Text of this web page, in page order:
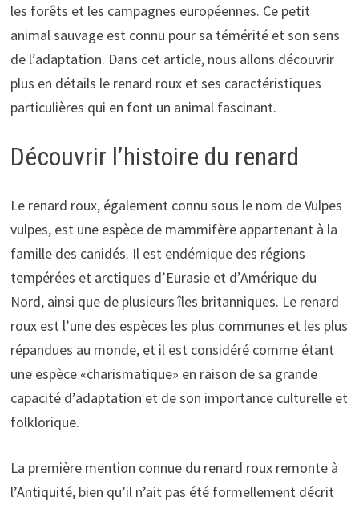
les forêts et les campagnes européennes. Ce petit
animal sauvage est connu pour sa témérité et son sens
de l’adaptation. Dans cet article, nous allons découvrir
plus en détails le renard roux et ses caractéristiques
particulières qui en font un animal fascinant.
Découvrir l’histoire du renard
Le renard roux, également connu sous le nom de Vulpes
vulpes, est une espèce de mammifère appartenant à la
famille des canidés. Il est endémique des régions
tempérées et arctiques d’Eurasie et d’Amérique du
Nord, ainsi que de plusieurs îles britanniques. Le renard
roux est l’une des espèces les plus communes et les plus
répandues au monde, et il est considéré comme étant
une espèce «charismatique» en raison de sa grande
capacité d’adaptation et de son importance culturelle et
folklorique.
La première mention connue du renard roux remonte à
l’Antiquité, bien qu’il n’ait pas été formellement décrit